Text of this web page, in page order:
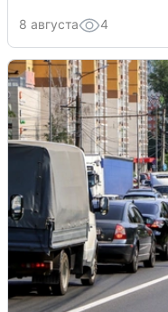
8 августа 4